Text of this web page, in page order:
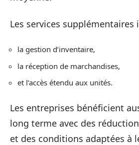
Les services
la gestion d’inventaire,
la réception de marchandises,
et l’accès étendu aux unités.
Les entreprises bénéficient
long terme avec des
et des conditions adaptées à